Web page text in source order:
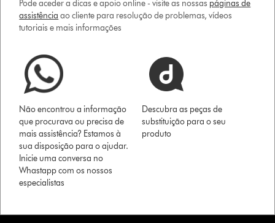
Pode aceder a dicas e apoio online - visite as nossas páginas de
assistência ao cliente para resolução de problemas, vídeos
tutoriais e mais informações
Não encontrou a informação
que procurava ou precisa de
mais assistência? Estamos à
sua disposição para o ajudar.
Inicie uma conversa no
Whastapp com os nossos
especialistas
Descubra as peças de
substituição para o seu
produto